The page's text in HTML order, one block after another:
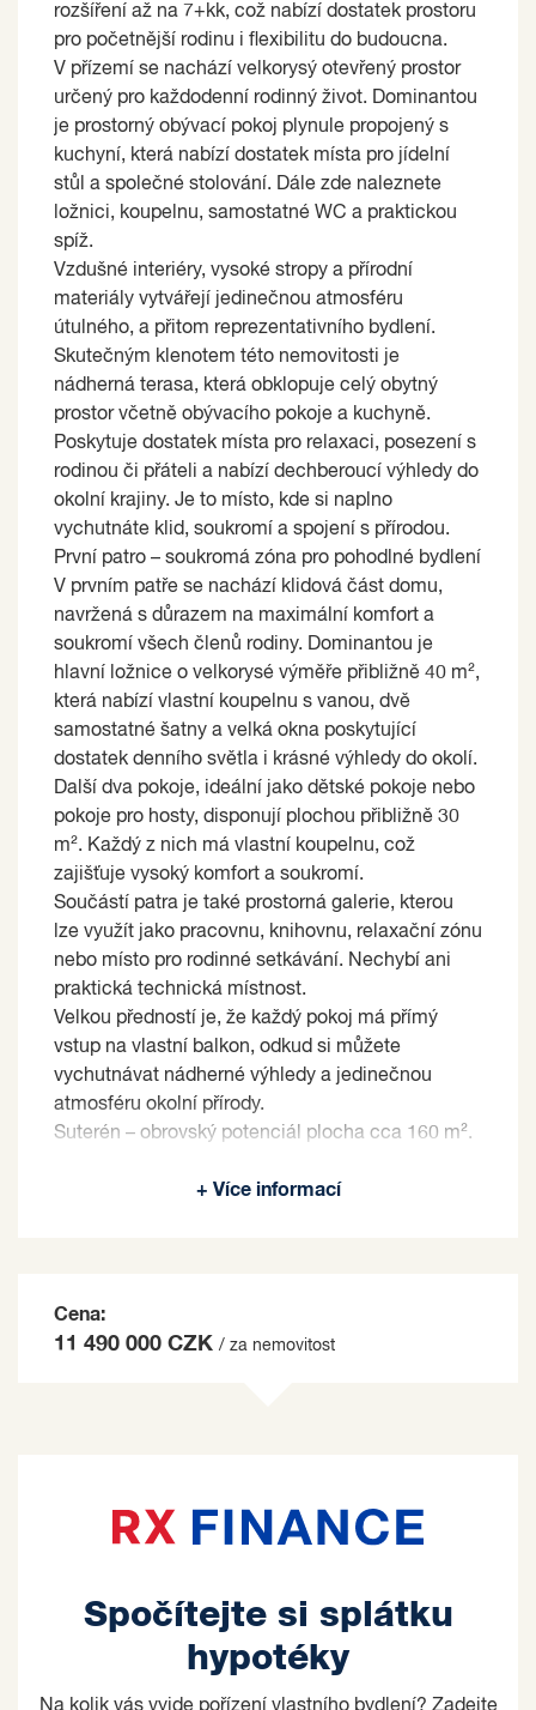
rozšíření až na 7+kk, což nabízí dostatek prostoru
pro početnější rodinu i flexibilitu do budoucna.
V přízemí se nachází velkorysý otevřený prostor
určený pro každodenní rodinný život. Dominantou
je prostorný obývací pokoj plynule propojený s
kuchyní, která nabízí dostatek místa pro jídelní
stůl a společné stolování. Dále zde naleznete
ložnici, koupelnu, samostatné WC a praktickou
spíž.
Vzdušné interiéry, vysoké stropy a přírodní
materiály vytvářejí jedinečnou atmosféru
útulného, a přitom reprezentativního bydlení.
Skutečným klenotem této nemovitosti je
nádherná terasa, která obklopuje celý obytný
prostor včetně obývacího pokoje a kuchyně.
Poskytuje dostatek místa pro relaxaci, posezení s
rodinou či přáteli a nabízí dechberoucí výhledy do
okolní krajiny. Je to místo, kde si naplno
vychutnáte klid, soukromí a spojení s přírodou.
První patro – soukromá zóna pro pohodlné bydlení
V prvním patře se nachází klidová část domu,
navržená s důrazem na maximální komfort a
soukromí všech členů rodiny. Dominantou je
hlavní ložnice o velkorysé výměře přibližně 40 m²,
která nabízí vlastní koupelnu s vanou, dvě
samostatné šatny a velká okna poskytující
dostatek denního světla i krásné výhledy do okolí.
Další dva pokoje, ideální jako dětské pokoje nebo
pokoje pro hosty, disponují plochou přibližně 30
m². Každý z nich má vlastní koupelnu, což
zajišťuje vysoký komfort a soukromí.
Součástí patra je také prostorná galerie, kterou
lze využít jako pracovnu, knihovnu, relaxační zónu
nebo místo pro rodinné setkávání. Nechybí ani
praktická technická místnost.
Velkou předností je, že každý pokoj má přímý
vstup na vlastní balkon, odkud si můžete
vychutnávat nádherné výhledy a jedinečnou
atmosféru okolní přírody.
Suterén – obrovský potenciál plocha cca 160 m².
na základě jím zvolených kritérií.
+ Více informací
Cena:
11 490 000 CZK / za nemovitost
Spočítejte si splátku
hypotéky